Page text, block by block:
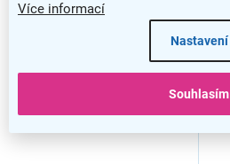
Více informací
Nastavení
Souhlasím